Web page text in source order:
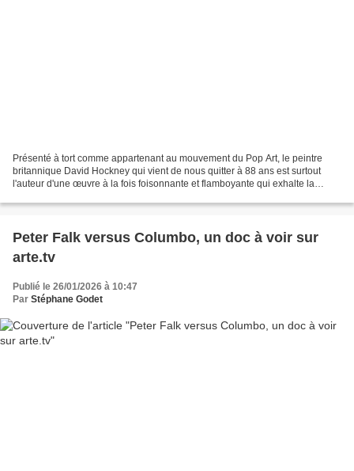
Présenté à tort comme appartenant au mouvement du Pop Art, le peintre
britannique David Hockney qui vient de nous quitter à 88 ans est surtout
l'auteur d'une œuvre à la fois foisonnante et flamboyante qui exhalte la
Peter Falk versus Columbo, un doc à voir sur
arte.tv
Publié le 26/01/2026 à 10:47
Par Stéphane Godet